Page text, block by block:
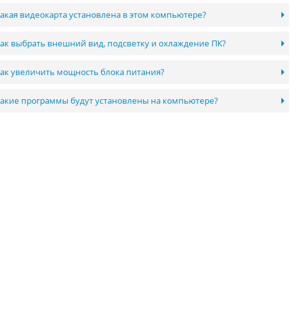
видеокарта установлена в этом компьютере?
выбрать внешний вид, подсветку и охлаждение ПК?
увеличить мощность блока питания?
программы будут установлены на компьютере?